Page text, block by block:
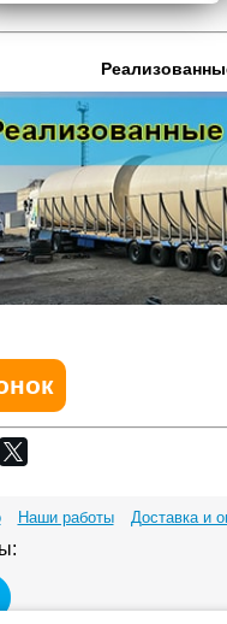
Наши работы Доставка и